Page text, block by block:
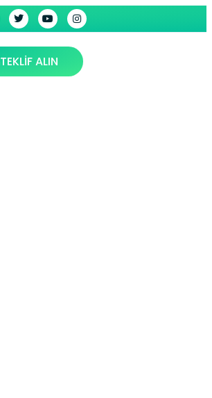
TEKLİF ALIN